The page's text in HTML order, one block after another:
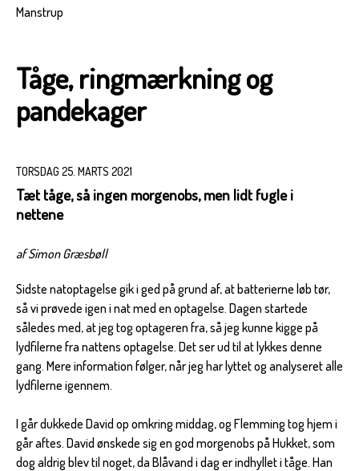
Manstrup
Tåge, ringmærkning og
pandekager
TORSDAG 25. MARTS 2021
Tæt tåge, så ingen morgenobs, men lidt fugle i
nettene
af Simon Græsbøll
Sidste natoptagelse gik i ged på grund af, at batterierne løb tør,
så vi prøvede igen i nat med en optagelse. Dagen startede
således med, at jeg tog optageren fra, så jeg kunne kigge på
lydfilerne fra nattens optagelse. Det ser ud til at lykkes denne
gang. Mere information følger, når jeg har lyttet og analyseret alle
lydfilerne igennem.
I går dukkede David op omkring middag, og Flemming tog hjem i
går aftes. David ønskede sig en god morgenobs på Hukket, som
dog aldrig blev til noget, da Blåvand i dag er indhyllet i tåge. Han